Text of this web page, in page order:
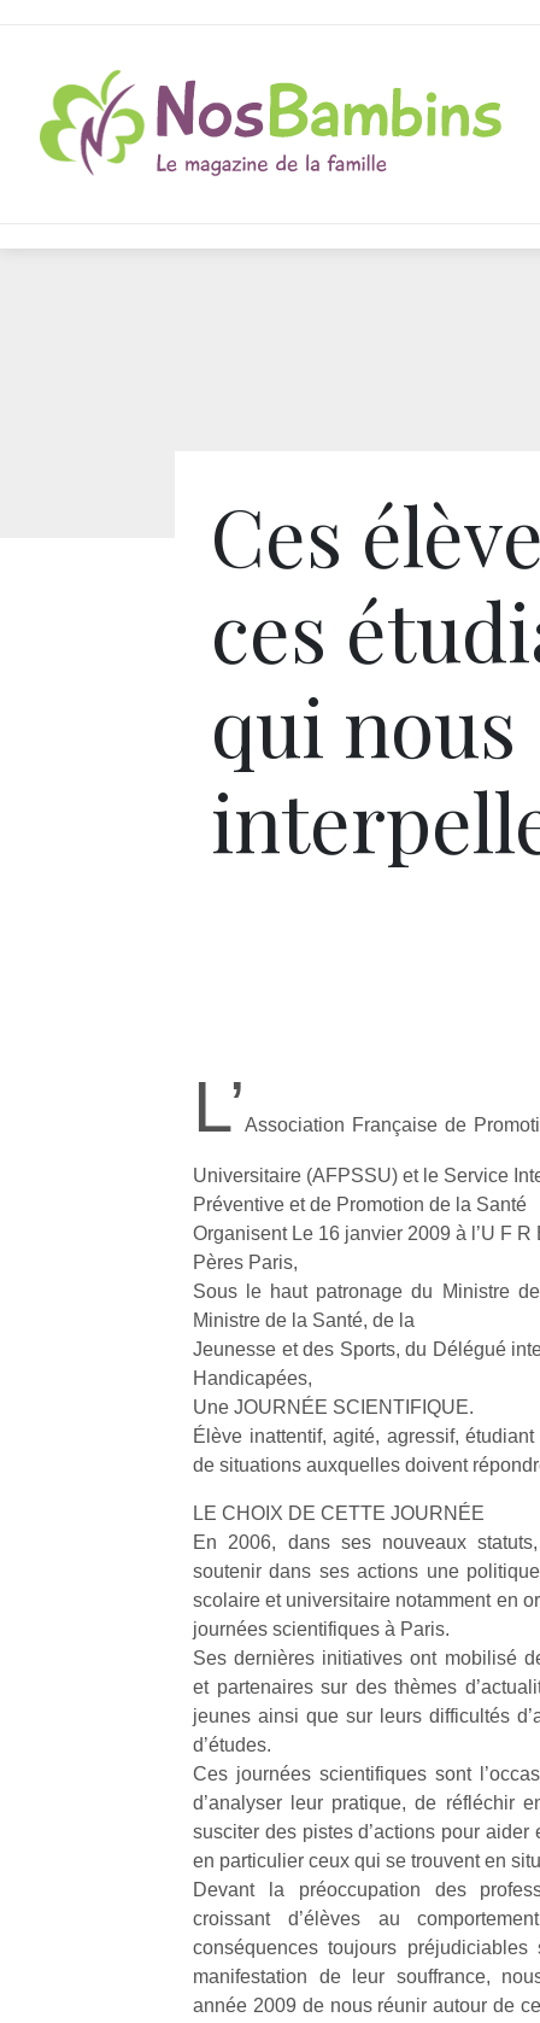
Ces
ces
qui nous
L’Association Française de
Universitaire (AFPSSU) et le Service
Préventive et de Promotion de la Santé
Organisent Le 16 janvier 2009 à l’U F
Pères Paris,
Sous le haut patronage du Ministre
Ministre de la Santé, de la
Jeunesse et des Sports, du Délégué
Handicapées,
Une JOURNÉE SCIENTIFIQUE.
Élève inattentif, agité, agressif,
de situations auxquelles doivent
LE CHOIX DE CETTE JOURNÉE
En 2006, dans ses nouveaux
soutenir dans ses actions une
scolaire et universitaire notamment en
journées scientifiques à Paris.
Ses dernières initiatives ont mobilisé
et partenaires sur des thèmes
jeunes ainsi que sur leurs difficultés
d’études.
Ces journées scientifiques sont
d’analyser leur pratique, de réfléchir
susciter des pistes d’actions pour
en particulier ceux qui se trouvent en
Devant la préoccupation des
croissant d’élèves au
conséquences toujours
manifestation de leur souffrance,
année 2009 de nous réunir autour de